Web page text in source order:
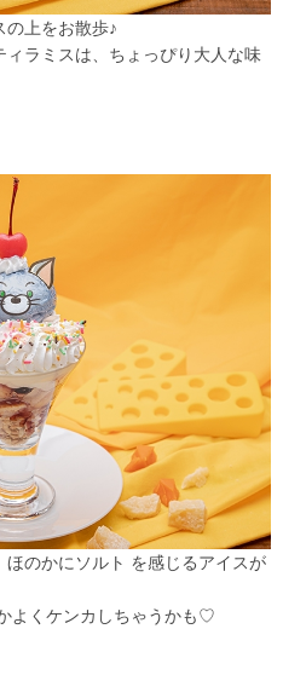
の上をお散歩♪
ラミスは、ちょっぴり大人な味
ほのかにソルト を感じるアイスが
よくケンカしちゃうかも♡